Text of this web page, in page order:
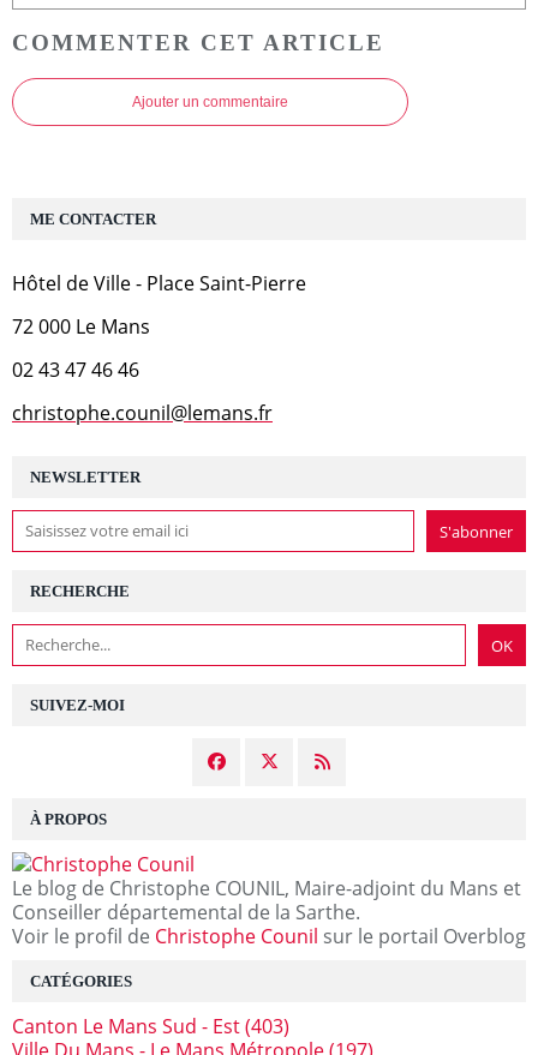
COMMENTER CET ARTICLE
Ajouter un commentaire
NEWSLETTER
SUIVEZ-MOI
RECHERCHE
À PROPOS
Le blog de Christophe COUNIL, Maire-adjoint du Mans et
Conseiller départemental de la Sarthe.
Voir le profil de Christophe Counil sur le portail Overblog
CATÉGORIES
Canton Le Mans Sud - Est(403)
ME CONTACTER
Hôtel de Ville - Place Saint-Pierre
72 000 Le Mans
02 43 47 46 46
christophe.counil@lemans.fr